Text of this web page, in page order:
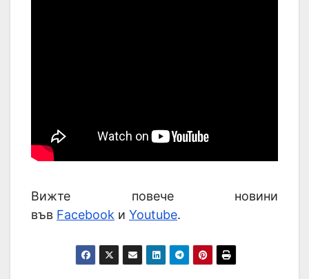
Вижте повече новини
във Facebook и Youtube.